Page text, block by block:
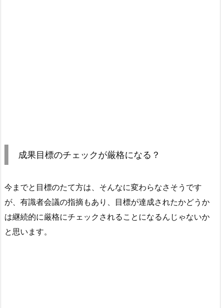
成果目標のチェックが厳格になる？
今までと目標のたて方は、そんなに変わらなさそうです
が、有識者会議の指摘もあり、目標が達成されたかどうか
は継続的に厳格にチェックされることになるんじゃないか
と思います。